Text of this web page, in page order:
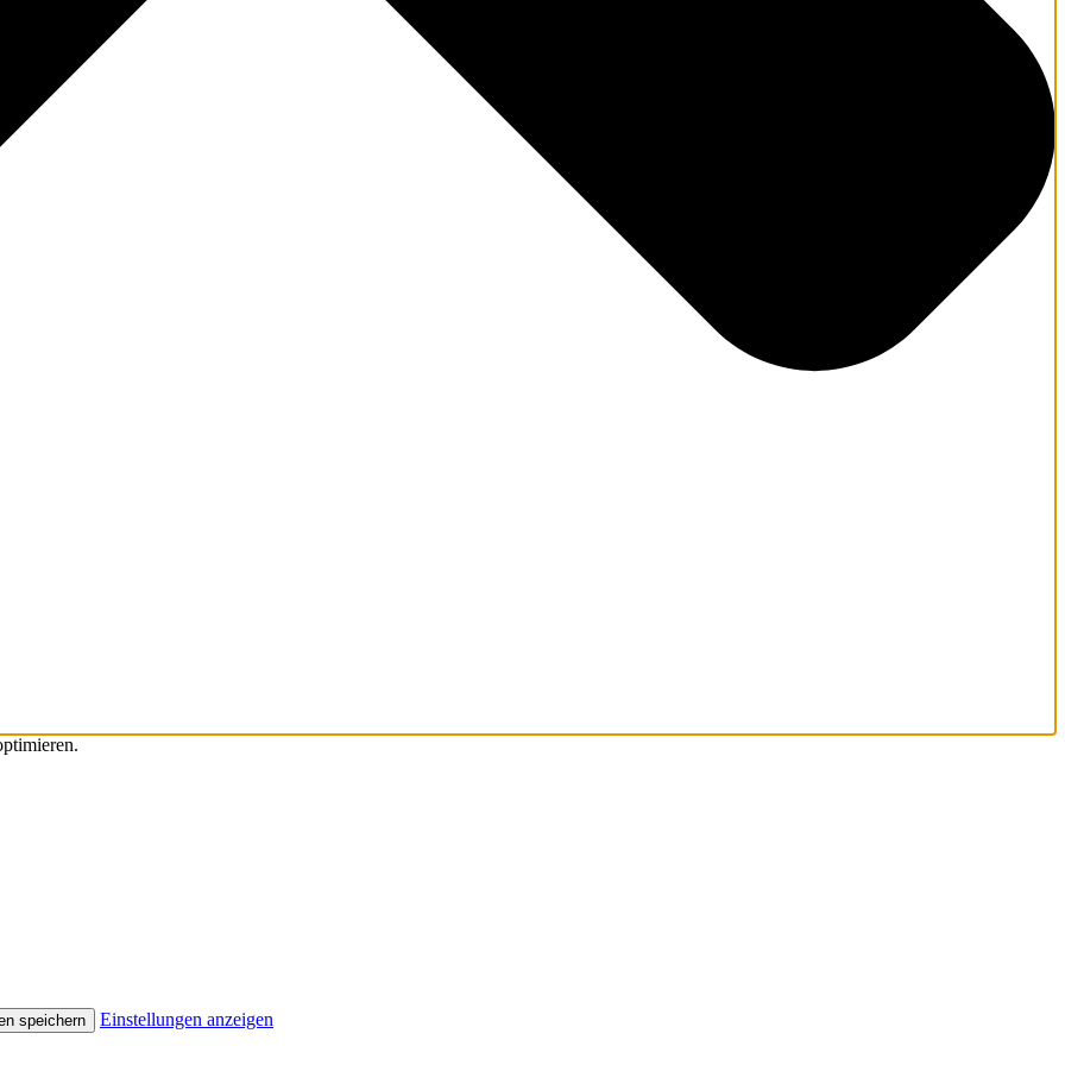
speichern Einstellungen anzeigen